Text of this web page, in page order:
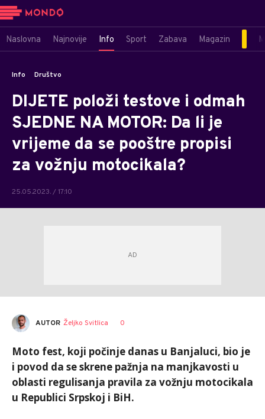
Naslovna Najnovije Info Sport Zabava Magazin
Info Društvo
DIJETE položi testove i odmah
SJEDNE NA MOTOR: Da li je
vrijeme da se pooštre propisi
za vožnju motocikala?
25.05.2023. / 17:10
AUTOR Željko Svitlica 0
Moto fest, koji počinje danas u Banjaluci, bio je
i povod da se skrene pažnja na manjkavosti u
oblasti regulisanja pravila za vožnju motocikala
u Republici Srpskoj i BiH.